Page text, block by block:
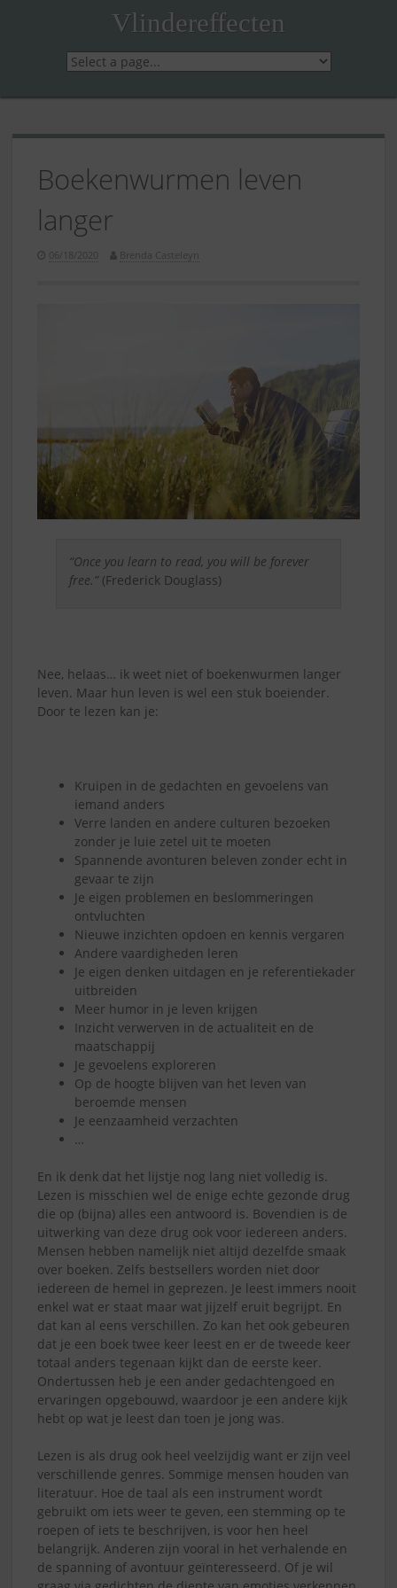
Vlindereffecten
Boekenwurmen leven
langer
06/18/2020 Brenda Casteleyn
“Once you learn to read, you will be forever
free.”(Frederick Douglass)
Nee, helaas… ik weet niet of boekenwurmen langer
leven. Maar hun leven is wel een stuk boeiender.
Door te lezen kan je:
Kruipen in de gedachten en gevoelens van
iemand anders
Verre landen en andere culturen bezoeken
zonder je luie zetel uit te moeten
Spannende avonturen beleven zonder echt in
gevaar te zijn
Je eigen problemen en beslommeringen
ontvluchten
Nieuwe inzichten opdoen en kennis vergaren
Andere vaardigheden leren
Je eigen denken uitdagen en je referentiekader
uitbreiden
Meer humor in je leven krijgen
Inzicht verwerven in de actualiteit en de
maatschappij
Je gevoelens exploreren
Op de hoogte blijven van het leven van
beroemde mensen
Je eenzaamheid verzachten
…
En ik denk dat het lijstje nog lang niet volledig is.
Lezen is misschien wel de enige echte gezonde drug
die op (bijna) alles een antwoord is. Bovendien is de
uitwerking van deze drug ook voor iedereen anders.
Mensen hebben namelijk niet altijd dezelfde smaak
over boeken. Zelfs bestsellers worden niet door
iedereen de hemel in geprezen. Je leest immers nooit
enkel wat er staat maar wat jijzelf eruit begrijpt. En
dat kan al eens verschillen. Zo kan het ook gebeuren
dat je een boek twee keer leest en er de tweede keer
totaal anders tegenaan kijkt dan de eerste keer.
Ondertussen heb je een ander gedachtengoed en
ervaringen opgebouwd, waardoor je een andere kijk
hebt op wat je leest dan toen je jong was.
Lezen is als drug ook heel veelzijdig want er zijn veel
verschillende genres. Sommige mensen houden van
literatuur. Hoe de taal als een instrument wordt
gebruikt om iets weer te geven, een stemming op te
roepen of iets te beschrijven, is voor hen heel
belangrijk. Anderen zijn vooral in het verhalende en
de spanning of avontuur geïnteresseerd. Of je wil